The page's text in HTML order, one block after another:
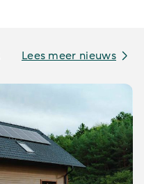
Lees meer nieuws